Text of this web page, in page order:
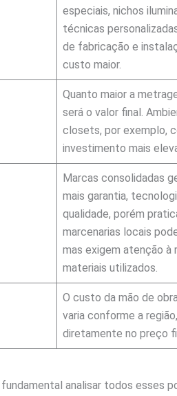
especiais, nichos
técnicas
de fabricação e
custo maior.
Quanto maior a
será o valor final.
closets, por exemplo,
investimento mais
Marcas consolidadas
mais garantia,
qualidade, porém
marcenarias locais
mas exigem atenção à
materiais utilizados.
O custo da mão de
varia conforme a
diretamente no preço
analisar todos esses